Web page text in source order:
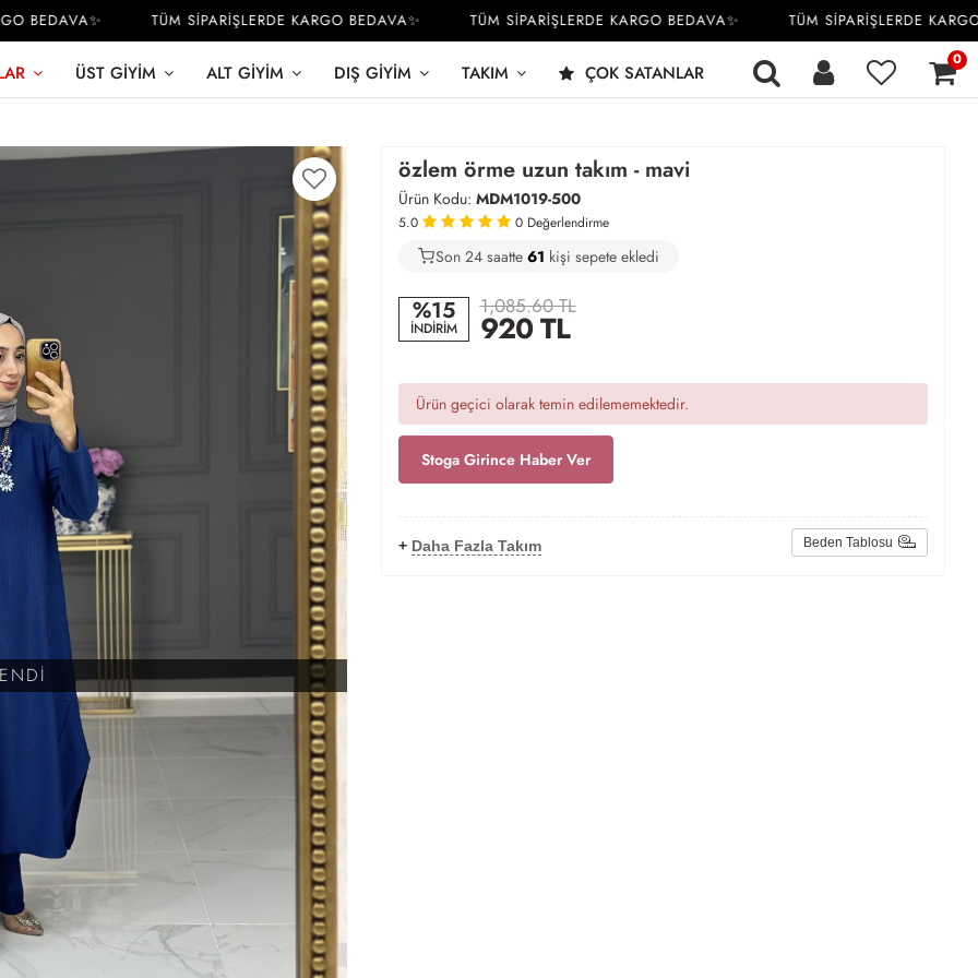
TÜM SİPARİŞLERDE KARGO BEDAVA✨ TÜM SİPARİŞLERDE KARGO BEDAVA✨ TÜM SİPARİŞLERDE KARGO
ÜST GIYIM ALT GIYIM DIŞ GIYIM TAKIM ÇOK SATANLAR
0
özlem örme uzun takım - mavi
Ürün Kodu: MDM1019-500
5.0 0 Değerlendirme
41 63
Son 24 saatte 23 kişi satın aldı
%15
İNDİRİM
1,085.60 TL
920TL
Ürün geçici olarak temin edilememektedir.
Stoga Girince Haber Ver
+ Daha Fazla Takım Beden Tablosu